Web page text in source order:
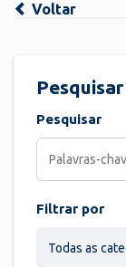
Voltar
Pesquisar
Filtrar por
Todas as